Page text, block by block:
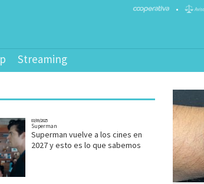
•
Streaming
03/09/2025
Superman
Superman vuelve a los cines en
2027 y esto es lo que sabemos